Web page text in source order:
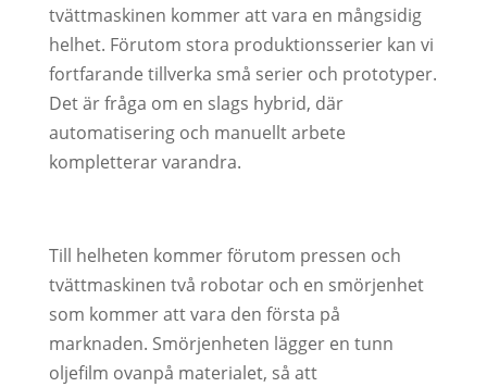
tvättmaskinen kommer att vara en mångsidig
helhet. Förutom stora produktionsserier kan vi
fortfarande tillverka små serier och prototyper.
Det är fråga om en slags hybrid, där
automatisering och manuellt arbete
kompletterar varandra.
Till helheten kommer förutom pressen och
tvättmaskinen två robotar och en smörjenhet
som kommer att vara den första på
marknaden. Smörjenheten lägger en tunn
oljefilm ovanpå materialet, så att